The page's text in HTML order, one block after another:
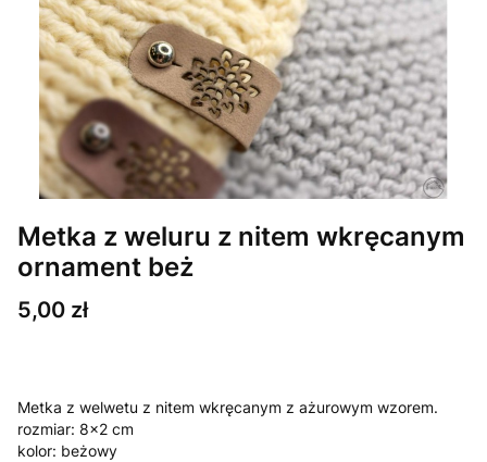
Metka z weluru z nitem wkręcanym
ornament beż
Cena
5,00 zł
Metka z welwetu z nitem wkręcanym z ażurowym wzorem.
rozmiar: 8x2 cm
kolor: beżowy